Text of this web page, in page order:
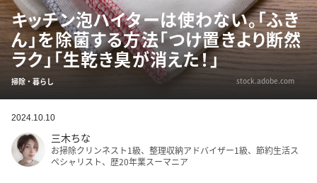
キッチン泡ハイターは使わない。「ふき
ん」を除菌する方法「つけ置きより断然
ラク」「生乾き臭が消えた！」
掃除・暮らし stock.adobe.com
2024.10.10
三木ちな
お掃除クリンネスト1級、整理収納アドバイザー1級、節約生活ス
ペシャリスト、歴20年業スーマニア